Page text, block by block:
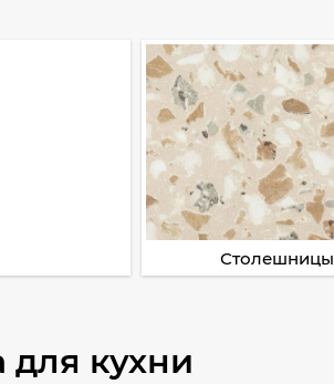
Столешницы
для кухни